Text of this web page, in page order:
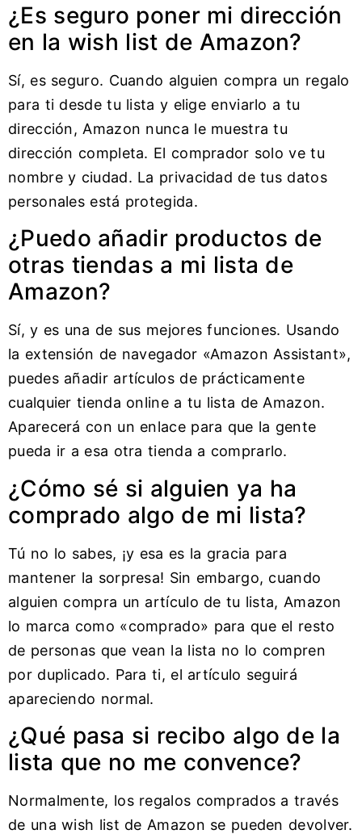
¿Es seguro poner mi dirección
en la wish list de Amazon?
Sí, es seguro. Cuando alguien compra un regalo
para ti desde tu lista y elige enviarlo a tu
dirección, Amazon nunca le muestra tu
dirección completa. El comprador solo ve tu
nombre y ciudad. La privacidad de tus datos
personales está protegida.
¿Puedo añadir productos de
otras tiendas a mi lista de
Amazon?
Sí, y es una de sus mejores funciones. Usando
la extensión de navegador «Amazon Assistant»,
puedes añadir artículos de prácticamente
cualquier tienda online a tu lista de Amazon.
Aparecerá con un enlace para que la gente
pueda ir a esa otra tienda a comprarlo.
¿Cómo sé si alguien ya ha
comprado algo de mi lista?
Tú no lo sabes, ¡y esa es la gracia para
mantener la sorpresa! Sin embargo, cuando
alguien compra un artículo de tu lista, Amazon
lo marca como «comprado» para que el resto
de personas que vean la lista no lo compren
por duplicado. Para ti, el artículo seguirá
apareciendo normal.
¿Qué pasa si recibo algo de la
lista que no me convence?
Normalmente, los regalos comprados a través
de una wish list de Amazon se pueden devolver.